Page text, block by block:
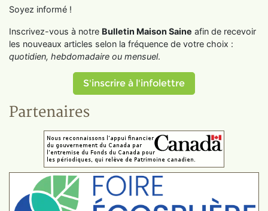
Soyez informé !
Inscrivez-vous à notre Bulletin Maison Saine afin de recevoir
les nouveaux articles selon la fréquence de votre choix :
quotidien, hebdomadaire ou mensuel.
S'inscrire à l'infolettre
Partenaires